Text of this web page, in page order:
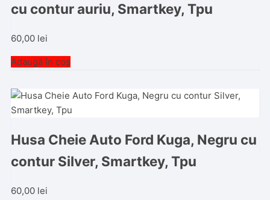
cu contur auriu, Smartkey, Tpu
60,00 lei
Adaugă în coș
Husa Cheie Auto Ford Kuga, Negru cu
contur Silver, Smartkey, Tpu
60,00 lei